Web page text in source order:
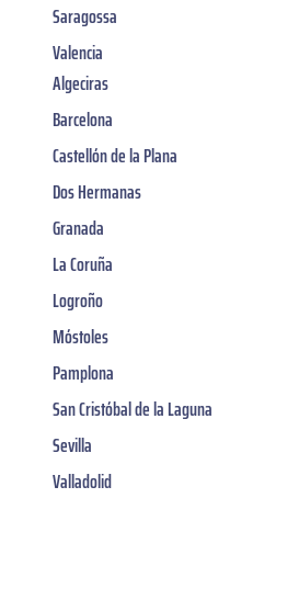
Saragossa
Valencia
Algeciras
Barcelona
Castellón de la Plana
Dos Hermanas
Granada
La Coruña
Logroño
Móstoles
Pamplona
San Cristóbal de la Laguna
Sevilla
Valladolid